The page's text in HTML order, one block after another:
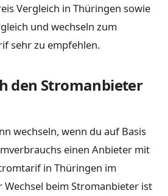
Vergleich in Thüringen sowie
und wechseln zum
sehr zu empfehlen.
den Stromanbieter
wechseln, wenn du auf Basis
einen Anbieter mit
in Thüringen im
Wechsel beim Stromanbieter ist